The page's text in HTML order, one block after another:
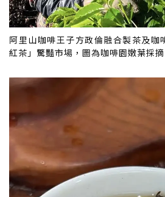
阿里山咖啡王子方政倫融合製茶及咖
紅茶」驚豔市場，圖為咖啡園嫩葉採